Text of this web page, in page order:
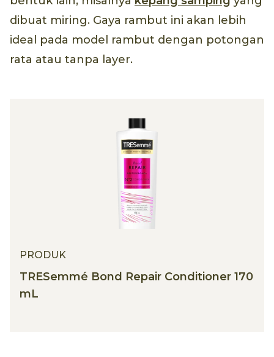
dibuat miring. Gaya rambut ini akan lebih
ideal pada model rambut dengan potongan
rata atau tanpa layer.
PRODUK
TRESemmé Bond Repair Conditioner 170
mL